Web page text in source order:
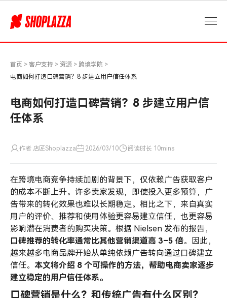
何
销？
首页 > 客户支持 > 资源 > 跨境学院 >
电商如何打造口碑营销？8 步建立用户信任体系
电商如何打造口碑营销？8 步建立用户信
任体系
作者 店匠Shoplazza 2026/03/10 阅读时长 10mins
在跨境电商竞争持续加剧的背景下，仅依赖广告获取客户
的成本不断上升。许多卖家发现，即使投入更多预算，广
告带来的转化效果也难以长期稳定。相比之下，来自真实
用户的评价、推荐和使用体验更容易建立信任，也更容易
影响潜在消费者的购买决策。根据 Nielsen 发布的报告，
口碑推荐的转化率通常比其他营销渠道高 3–5 倍。因此，
越来越多电商品牌开始从单纯依赖广告转向通过口碑建立
信任。 本文将介绍 8 个可操作的方法，帮助电商卖家逐步
建立稳定的用户信任体系。
口碑营销是什么？和传统广告有什么区别？